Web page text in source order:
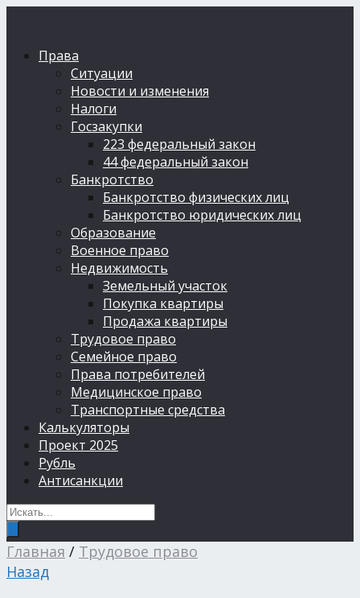
Права
Ситуации
Новости и изменения
Налоги
Госзакупки
223 федеральный закон
44 федеральный закон
Банкротство
Банкротство физических лиц
Банкротство юридических лиц
Образование
Военное право
Недвижимость
Земельный участок
Покупка квартиры
Продажа квартиры
Трудовое право
Семейное право
Права потребителей
Медицинское право
Транспортные средства
Калькуляторы
Проект 2025
Рубль
Антисанкции
Главная / Трудовое право
Назад